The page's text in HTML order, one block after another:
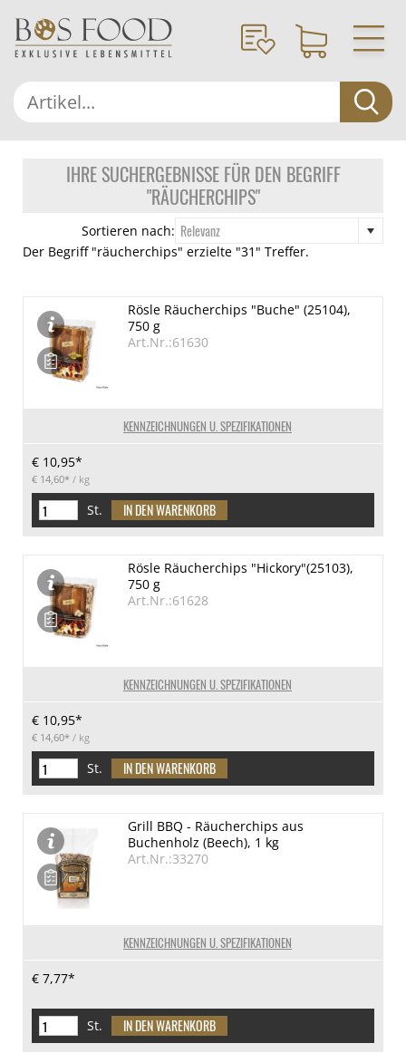
IHRE SUCHERGEBNISSE FÜR DEN BEGRIFF
"RÄUCHERCHIPS"
Sortieren nach: Relevanz
Der Begriff "räucherchips" erzielte "31" Treffer.
KENNZEICHNUNGEN U. SPEZIFIKATIONEN
Rösle Räucherchips "Buche" (25104),
750 g
Art.Nr.:61630
€ 10,95*
€ 14,60* / kg
St.
KENNZEICHNUNGEN U. SPEZIFIKATIONEN
Rösle Räucherchips "Hickory"(25103),
750 g
Art.Nr.:61628
€ 10,95*
€ 14,60* / kg
St.
KENNZEICHNUNGEN U. SPEZIFIKATIONEN
Grill BBQ - Räucherchips aus
Buchenholz (Beech), 1 kg
Art.Nr.:33270
€ 7,77*
St.